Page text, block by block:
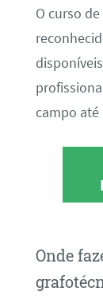
O curso
campo
Onde